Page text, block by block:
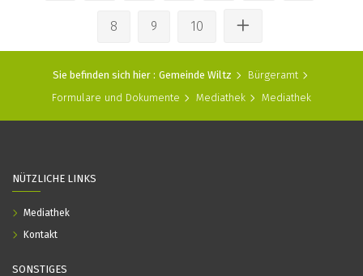
8 9 10
Sie befinden sich hier : Gemeinde Wiltz
Bürgeramt
Formulare und Dokumente
Mediathek Mediathek
NÜTZLICHE LINKS
Mediathek
Kontakt
SONSTIGES